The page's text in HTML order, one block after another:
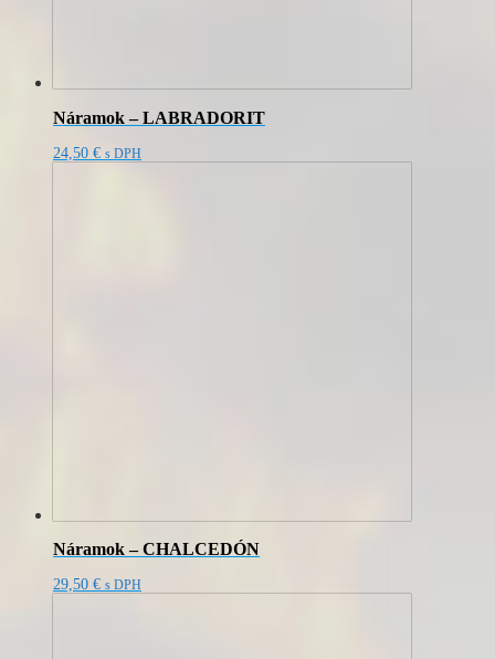
Náramok – LABRADORIT
24,50 € s DPH
Náramok – CHALCEDÓN
29,50 € s DPH